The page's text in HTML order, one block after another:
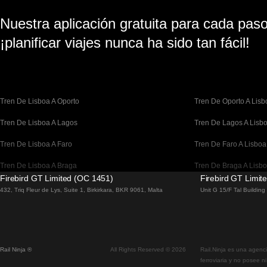
Nuestra aplicación gratuita para cada
¡planificar viajes nunca ha sido tan fácil!
Tren De Lisboa A Oporto Tren De Oporto A
Tren De Lisboa A Lagos Tren De Lagos A
Tren De Lisboa A Faro Tren De Faro A Lisboa
Tren De Lisboa A Braga Tren De Braga A
Tren De Barcelona A Madrid Tren De Madrid A
Tren De Madrid A Sevilla Tren De Sevilla A
Firebird GT Limited (OC 1451)
432, Triq Fleur de Lys, Suite 1, Birkirkara, BKR 9061, Malta
Firebird GT
Unit G 15/F Tal
Rail Ninja ® All Rights Reserved © 2026
Rail.Ninja es una
ferroviaria y no posee